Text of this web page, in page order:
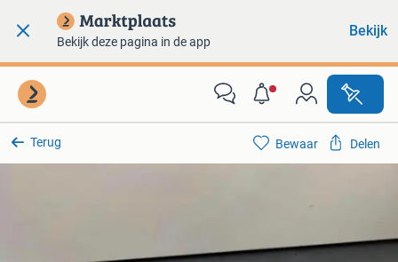
Bekijk deze pagina in de app
Bekijk
Terug Bewaar Delen